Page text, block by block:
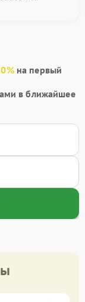
на первый
в ближайшее